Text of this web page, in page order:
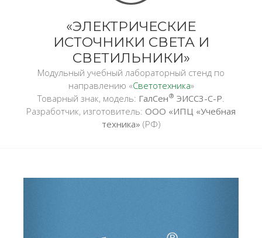
«ЭЛЕКТРИЧЕСКИЕ
ИСТОЧНИКИ СВЕТА И
СВЕТИЛЬНИКИ»
Модульный учебный лабораторный стенд по
направлению «Светотехника»
Товарный знак, модель: ГалСен® ЭИСС3-С-Р.
Разработчик, изготовитель: ООО «ИПЦ «Учебная
техника» (РФ)